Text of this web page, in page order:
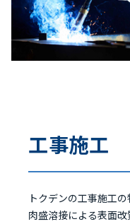
工事施工
トクデンの工事施工
肉盛溶接による表面